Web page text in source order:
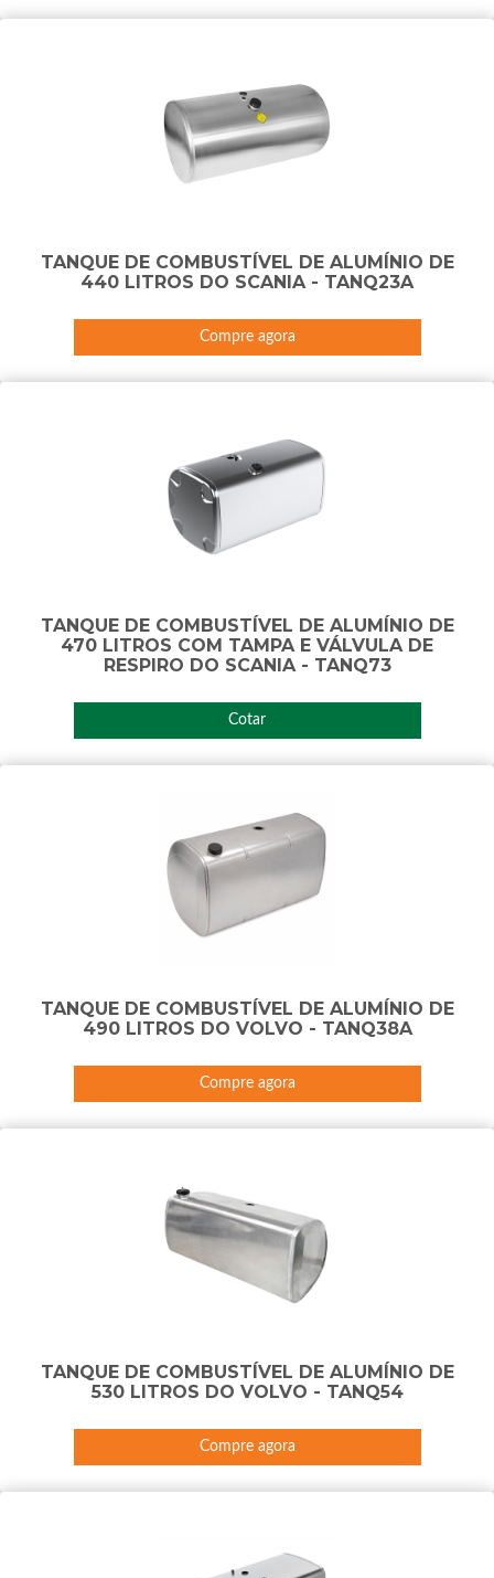
TANQUE DE COMBUSTÍVEL DE ALUMÍNIO DE
440 LITROS DO SCANIA - TANQ23A
Compre agora
TANQUE DE COMBUSTÍVEL DE ALUMÍNIO DE
470 LITROS COM TAMPA E VÁLVULA DE
RESPIRO DO SCANIA - TANQ73
Cotar
TANQUE DE COMBUSTÍVEL DE ALUMÍNIO DE
490 LITROS DO VOLVO - TANQ38A
Compre agora
TANQUE DE COMBUSTÍVEL DE ALUMÍNIO DE
530 LITROS DO VOLVO - TANQ54
Compre agora